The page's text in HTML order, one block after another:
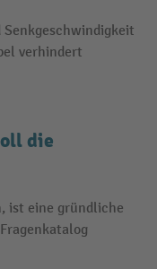
verhindert
die
ist eine gründliche